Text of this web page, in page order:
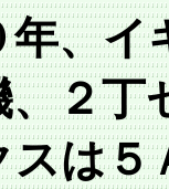
年、
２丁
は５